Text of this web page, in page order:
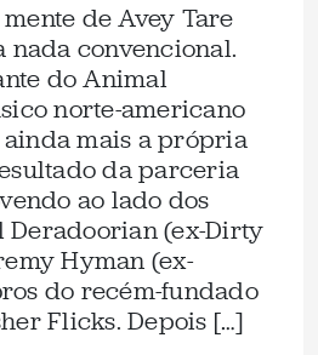
de Avey Tare
nada convencional.
do Animal
norte-americano
mais a própria
da parceria
ao lado dos
(ex-Dirty
Hyman (ex-
do recém-fundado
Flicks. Depois […]